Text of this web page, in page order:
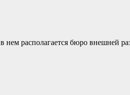
нем располагается бюро внешней